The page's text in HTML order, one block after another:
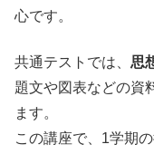
心です。
共通テストでは、 思
題文や図表などの資
ます。
この講座で、1学期